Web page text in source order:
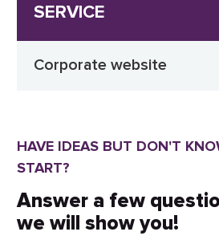
SERVICE
Corporate website
HAVE IDEAS BUT DON'T
START?
Answer a few
we will show you!